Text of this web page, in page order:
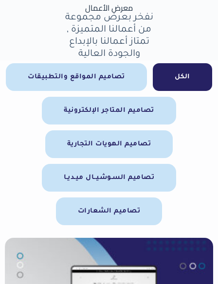
معرض الأعمال
نفخر بعرض مجموعة
من أعمالنا المتميزة ,
تمتاز أعمالنا بالإبداع
والجودة العالية
الكل تصاميم المواقع والتطبيقات
تصاميم المتاجر الإلكترونية
تصاميم الهويات التجارية
تصاميم السـوشيــال ميـديـا
تصاميم الشعارات